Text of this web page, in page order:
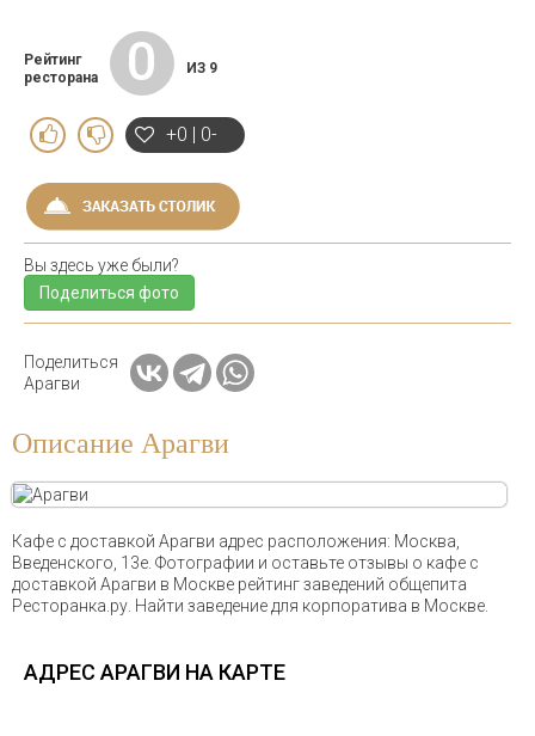
Рейтинг
ресторана
0 ИЗ 9
+0 | 0-
Вы здесь уже были?
Поделиться фото
Поделиться
Арагви
Описание Арагви
Кафе с доставкой Арагви адрес расположения: Москва,
Введенского, 13е. Фотографии и оставьте отзывы о кафе с
доставкой Арагви в Москве рейтинг заведений общепита
Ресторанка.ру. Найти заведение для корпоратива в Москве.
АДРЕС АРАГВИ НА КАРТЕ